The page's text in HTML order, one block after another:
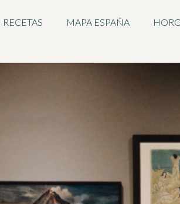
RECETAS MAPA ESPAÑA